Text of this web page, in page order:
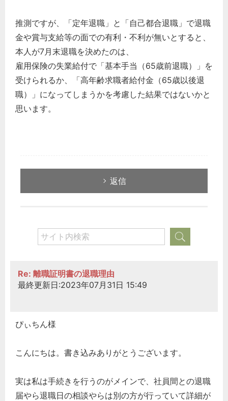
推測ですが、「定年退職」と「自己都合退職」で退職
金や賞与支給等の面での有利・不利が無いとすると、
本人が7月末退職を決めたのは、
雇用保険の失業給付で「基本手当（65歳前退職）」を
受けられるか、「高年齢求職者給付金（65歳以後退
職）」になってしまうかを考慮した結果ではないかと
思います。
返信
Re: 離職証明書の退職理由
最終更新日:2023年07月31日 15:49
ぴぃちん様
こんにちは。書き込みありがとうございます。
実は私は手続きを行うのがメインで、社員間との退職
届やら退職日の相談やらは別の方が行っていて詳細が